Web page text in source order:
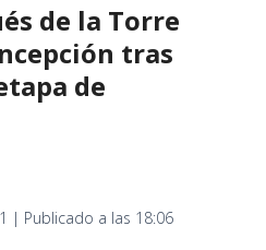
de la Torre
tras
de
| Publicado a las 18:06